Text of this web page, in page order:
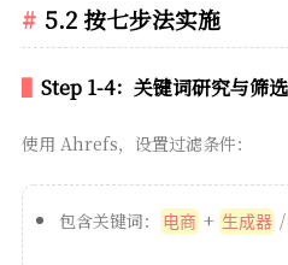
5.2 按七步法实施
Step 1-4：关键词研究与筛选
使用 Ahrefs，设置过滤条件：
包含关键词： 电商 + 生成器 /